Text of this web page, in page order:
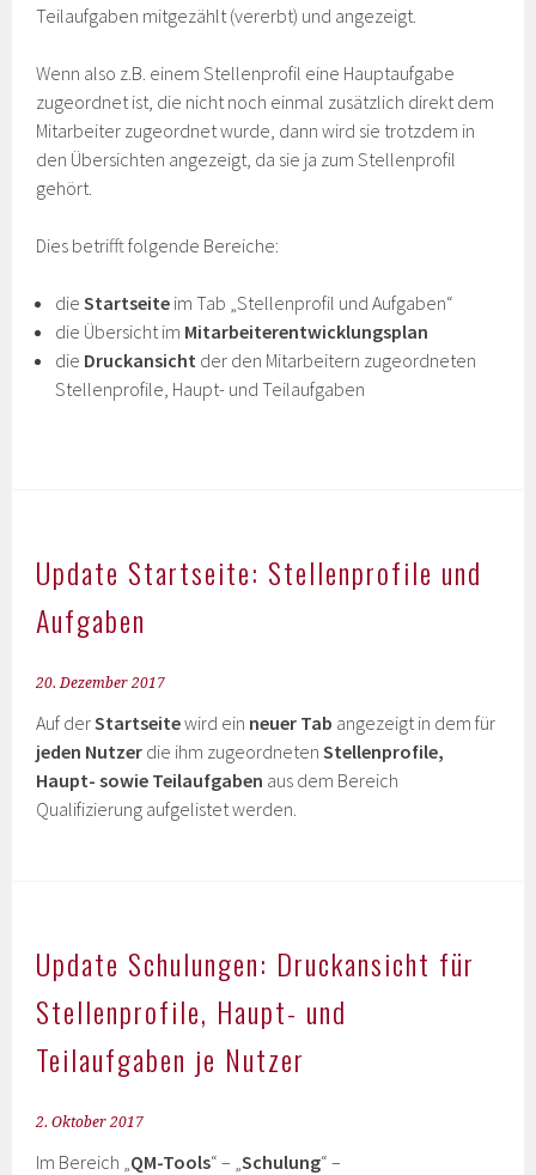
Teilaufgaben mitgezählt (vererbt) und angezeigt.
Wenn also z.B. einem Stellenprofil eine Hauptaufgabe
zugeordnet ist, die nicht noch einmal zusätzlich direkt dem
Mitarbeiter zugeordnet wurde, dann wird sie trotzdem in
den Übersichten angezeigt, da sie ja zum Stellenprofil
gehört.
Dies betrifft folgende Bereiche:
dieStartseite im Tab „Stellenprofil und Aufgaben“
die Übersicht im Mitarbeiterentwicklungsplan
die Druckansicht der den Mitarbeitern zugeordneten
Stellenprofile, Haupt- und Teilaufgaben
Update Startseite: Stellenprofile und
Aufgaben
20. Dezember 2017
Auf derStartseitewird ein neuer Tab angezeigt in dem für
jeden Nutzer die ihm zugeordnetenStellenprofile,
Haupt- sowie Teilaufgaben aus dem Bereich
Qualifizierung aufgelistet werden.
Update Schulungen: Druckansicht für
Stellenprofile, Haupt- und
Teilaufgaben je Nutzer
2. Oktober 2017
Im Bereich „QM-Tools“ – „Schulung“ –